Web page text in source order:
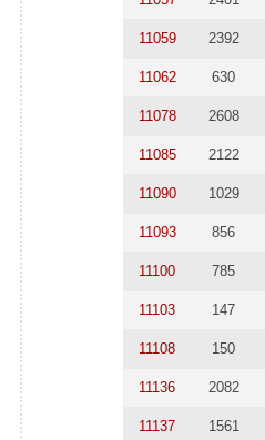
11059 2392
11062 630
11078 2608
11085 2122
11090 1029
11093 856
11100 785
11103 147
11108 150
11136 2082
11137 1561